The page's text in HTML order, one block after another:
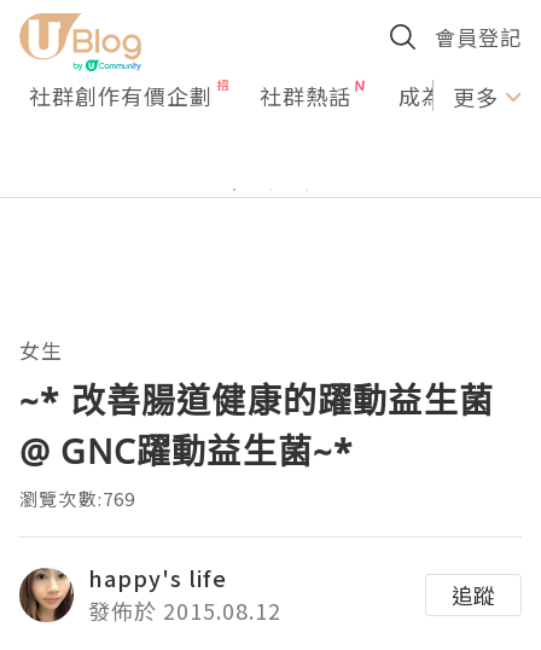
會員登記
社群創作有價企劃 社群熱話 成為U更多
女生
~* 改善腸道健康的躍動益生菌
@ GNC躍動益生菌~*
瀏覽次數:769
happy's life
發佈於 2015.08.12
追蹤